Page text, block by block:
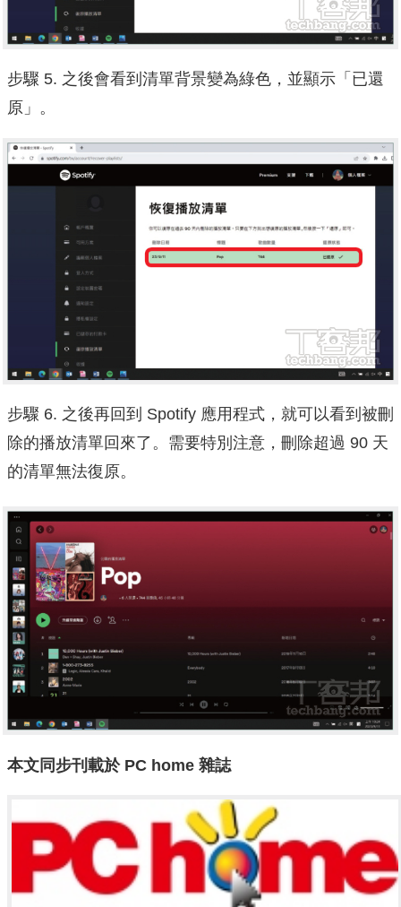
步驟 5. 之後會看到清單背景變為綠色，並顯示「已還
原」。
步驟 6. 之後再回到 Spotify 應用程式，就可以看到被刪
除的播放清單回來了。需要特別注意，刪除超過 90 天
的清單無法復原。
本文同步刊載於 PC home 雜誌